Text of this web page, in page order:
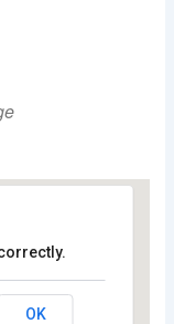
OK